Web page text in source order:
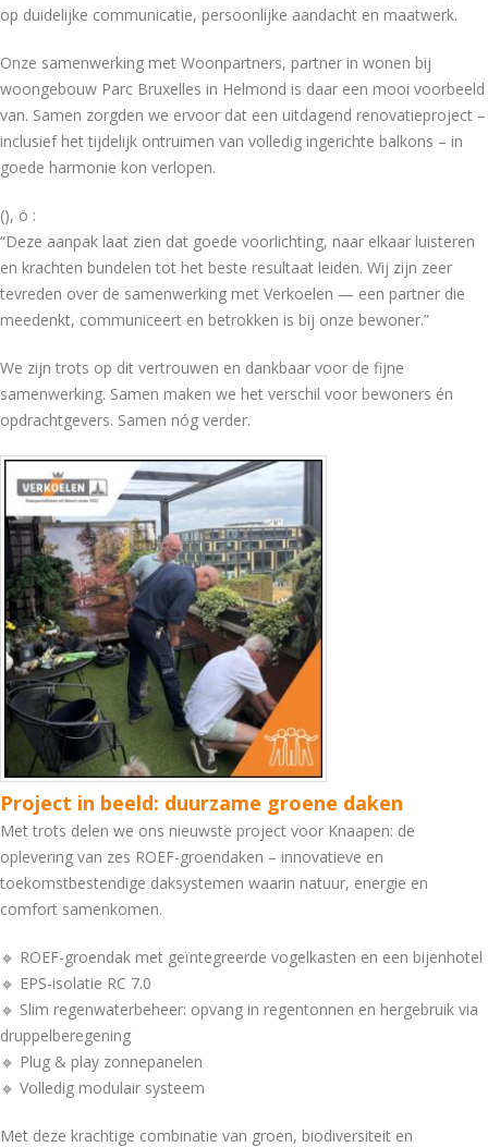
op duidelijke communicatie, persoonlijke aandacht en maatwerk.
Onze samenwerking met Woonpartners, partner in wonen bij
woongebouw Parc Bruxelles in Helmond is daar een mooi voorbeeld
van. Samen zorgden we ervoor dat een uitdagend renovatieproject –
inclusief het tijdelijk ontruimen van volledig ingerichte balkons – in
goede harmonie kon verlopen.
(), ö :
“Deze aanpak laat zien dat goede voorlichting, naar elkaar luisteren
en krachten bundelen tot het beste resultaat leiden. Wij zijn zeer
tevreden over de samenwerking met Verkoelen — een partner die
meedenkt, communiceert en betrokken is bij onze bewoner.”
We zijn trots op dit vertrouwen en dankbaar voor de fijne
samenwerking. Samen maken we het verschil voor bewoners én
opdrachtgevers. Samen nóg verder.
Project in beeld: duurzame groene daken
Met trots delen we ons nieuwste project voor Knaapen: de
oplevering van zes ROEF-groendaken – innovatieve en
toekomstbestendige daksystemen waarin natuur, energie en
comfort samenkomen.
🔹 ROEF-groendak met geïntegreerde vogelkasten en een bijenhotel
🔹 EPS-isolatie RC 7.0
🔹 Slim regenwaterbeheer: opvang in regentonnen en hergebruik via
druppelberegening
🔹 Plug & play zonnepanelen
🔹 Volledig modulair systeem
Met deze krachtige combinatie van groen, biodiversiteit en